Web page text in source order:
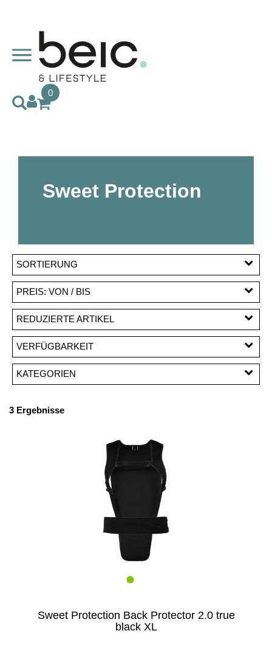
0
Sweet Protection
SORTIERUNG
PREIS: VON / BIS
CHF
CHF
PREISFILTER ANWENDEN
REDUZIERTE ARTIKEL
Reduzierte Artikel
VERFÜGBARKEIT
KATEGORIEN
3 Ergebnisse
Sweet Protection Back Protector 2.0 true
black XL